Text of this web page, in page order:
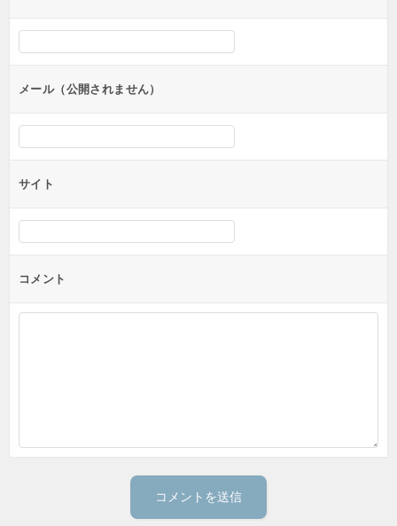
シ
ンメール（公開されません）
サイト
コメント